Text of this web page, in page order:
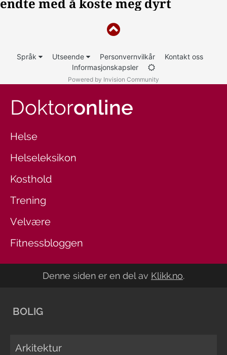
Språk Utseende Personvernvilkår
Kontakt oss
Informasjonskapsler
Powered by Invision Community
Doktoronline
Helse
Helseleksikon
Kosthold
Trening
Velvære
Fitnessbloggen
Denne siden er en del av Klikk.no.
BOLIG
Arkitektur